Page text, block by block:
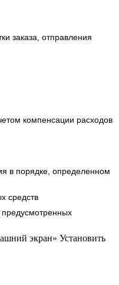
заказа, отправления
компенсации расходов
в порядке, определенном
средств
предусмотренных
экран» Установить